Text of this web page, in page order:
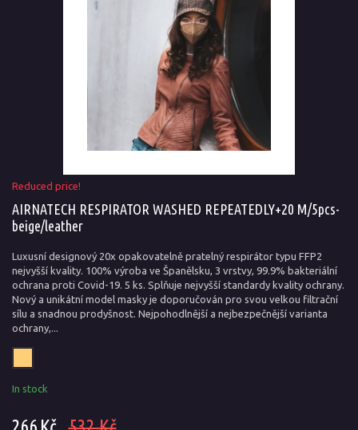
Reduced price!
AIRNATECH RESPIRATOR WASHED REPEATEDLY+20 M/5pcs-
beige/leather
Luxusní designový 20x opakovatelně pratelný respirátor typu FFP2
nejvyšší kvality. 100% výroba ve Španělsku, 3 vrstvy, 99.9% bakteriální
ochrana proti Covid-19. 5 ks. Splňuje nejvyšší standardy kvality ochrany.
Nový a unikátní model masky je doporučován pro svou velkou filtrační
sílu a snadnou prodyšnost. Nejpohodlnější a nejbezpečnější varianta
ochrany,...
In stock